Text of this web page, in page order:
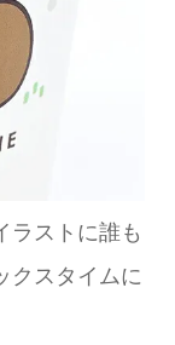
ラストに誰も
クスタイムに